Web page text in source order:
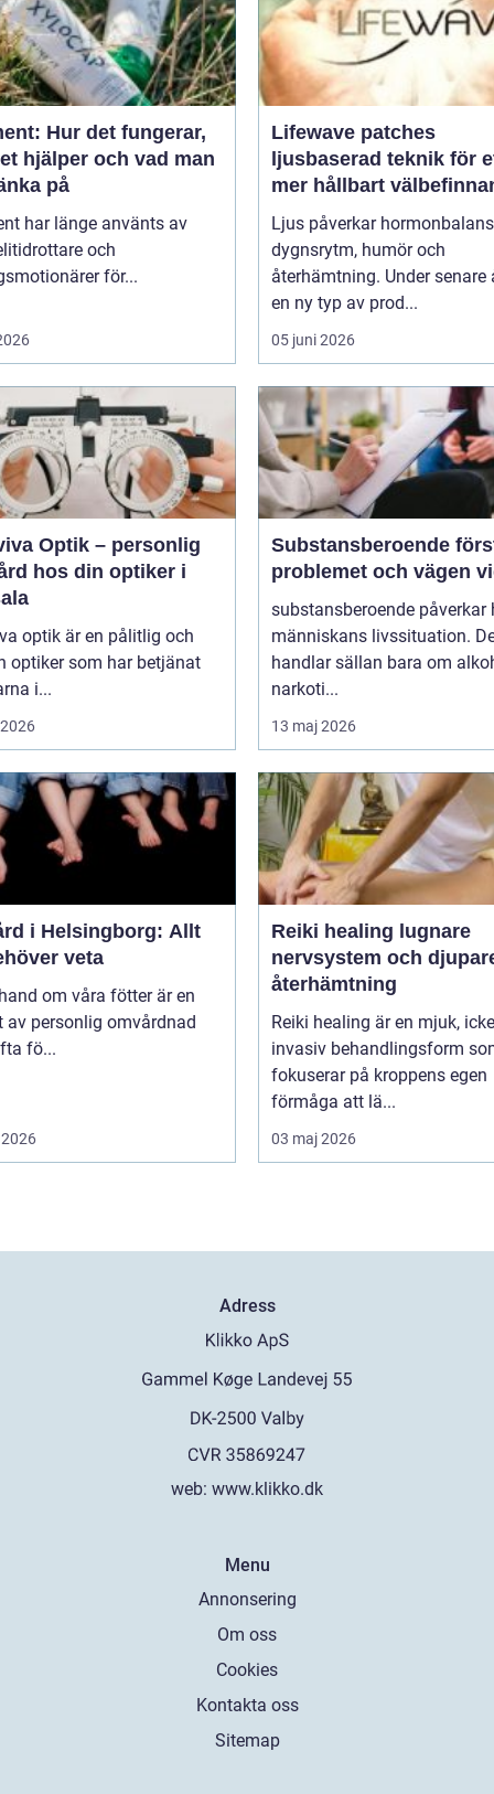
Hur det fungerar,
hjälper och vad man
på
har länge använts av
och
för...
Lifewave patches
ljusbaserad teknik för
mer hållbart
Ljus påverkar
dygnsrytm, humör och
återhämtning. Under senare
en ny typ av prod...
05 juni 2026
Optik – personlig
hos din optiker i
optik är en pålitlig och
optiker som har betjänat
i...
Substansberoende förstå
problemet och vägen
substansberoende påverkar
människans livssituation.
handlar sällan bara om
narkoti...
13 maj 2026
i Helsingborg: Allt
veta
om våra fötter är en
av personlig omvårdnad
fö...
Reiki healing lugnare
nervsystem och
återhämtning
Reiki healing är en mjuk,
invasiv behandlingsform
fokuserar på kroppens egen
förmåga att lä...
03 maj 2026
Adress
web: www.klikko.dk
Menu
Annonsering
Om oss
Cookies
Kontakta oss
Sitemap